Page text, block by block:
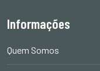
Informações
Quem Somos